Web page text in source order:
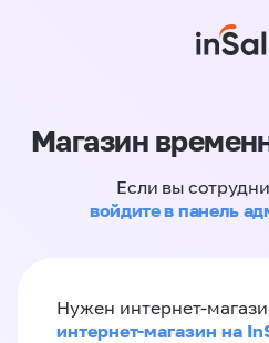
Магазин
Если вы
войдите в панель
Нужен интернет-
интернет-магазин на